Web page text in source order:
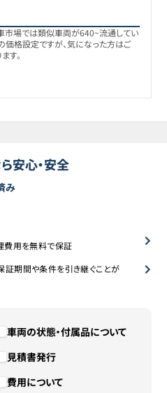
市場では類似車両が640~流通してい
価格設定ですが、気になった方はご
す。
安心・安全
み
費用を無料で保証
期間や条件を引き継ぐことが
車両の状態・付属品について
見積書発行
費用について